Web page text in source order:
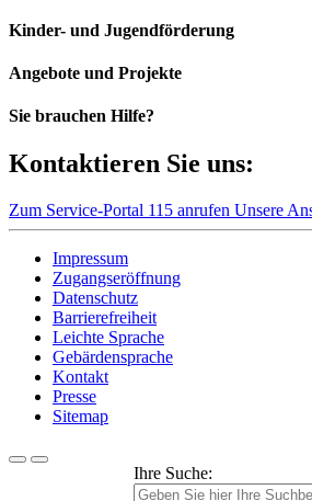
Kinder- und Jugendförderung
Angebote und Projekte
Sie brauchen Hilfe?
Kontaktieren Sie uns:
Zum Service-Portal 115 anrufen Unsere
Impressum
Zugangseröffnung
Datenschutz
Barrierefreiheit
Leichte Sprache
Gebärdensprache
Kontakt
Presse
Sitemap
Ihre Suche: